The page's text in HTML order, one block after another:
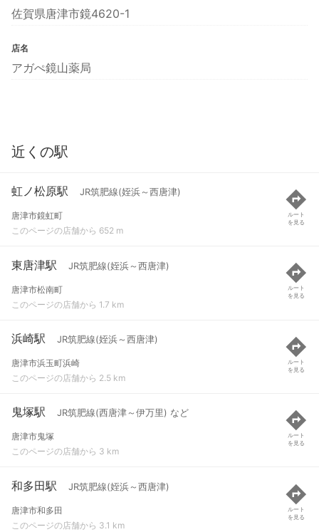
佐賀県唐津市鏡4620-1
店名
アガぺ鏡山薬局
近くの駅
虹ノ松原駅 JR筑肥線(姪浜～西唐津)
唐津市鏡虹町
このページの店舗から 652 m
ルート
を見る
東唐津駅 JR筑肥線(姪浜～西唐津)
唐津市松南町
このページの店舗から 1.7 km
ルート
を見る
浜崎駅 JR筑肥線(姪浜～西唐津)
唐津市浜玉町浜崎
このページの店舗から 2.5 km
ルート
を見る
鬼塚駅 JR筑肥線(西唐津～伊万里) など
唐津市鬼塚
このページの店舗から 3 km
ルート
を見る
和多田駅 JR筑肥線(姪浜～西唐津)
唐津市和多田
このページの店舗から 3.1 km
ルート
を見る